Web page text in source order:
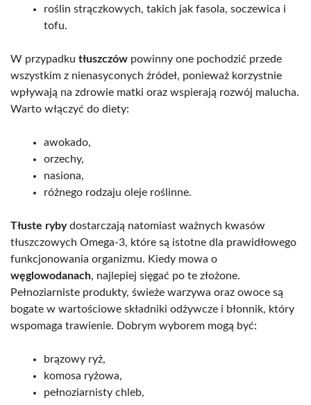
roślin strączkowych, takich jak fasola, soczewica i
tofu.
W przypadku tłuszczów powinny one pochodzić przede
wszystkim z nienasyconych źródeł, ponieważ korzystnie
wpływają na zdrowie matki oraz wspierają rozwój malucha.
Warto włączyć do diety:
awokado,
orzechy,
nasiona,
różnego rodzaju oleje roślinne.
Tłuste rybydostarczają natomiast ważnych kwasów
tłuszczowych Omega-3, które są istotne dla prawidłowego
funkcjonowania organizmu. Kiedy mowa o
węglowodanach, najlepiej sięgać po te złożone.
Pełnoziarniste produkty, świeże warzywa oraz owoce są
bogate w wartościowe składniki odżywcze i błonnik, który
wspomaga trawienie. Dobrym wyborem mogą być:
brązowy ryż,
komosa ryżowa,
pełnoziarnisty chleb,